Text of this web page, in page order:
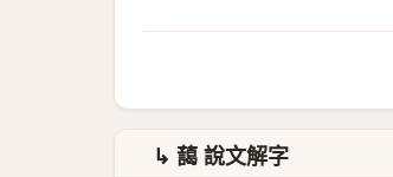
↳ 藹 說文解字